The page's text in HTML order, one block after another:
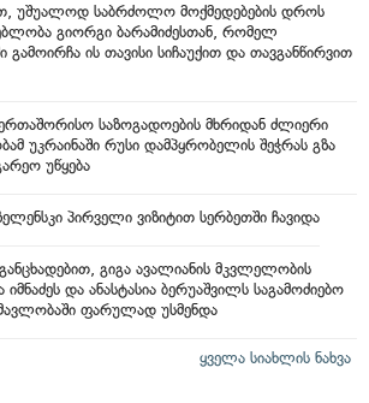
უშუალოდ საბრძოლო მოქმედებების დროს
გიორგი ბარამიძესთან, რომელ
ის თავისი სიჩაუქით და თავგანწირვით
საზოგადოების მხრიდან ძლიერი
უკრაინაში რუსი დამპყრობელის შეჭრას გზა
უწყება
პირველი ვიზიტით სერბეთში ჩავიდა
გიგა ავალიანის მკვლელობის
იმნაძეს და ანასტასია ბერუაშვილს საგამოძიებო
ფარულად უსმენდა
ყველა სიახლის ნახვა